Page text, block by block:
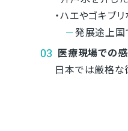
・ハエやゴキブ
－発展途上国
医療現場での感
日本では厳格な